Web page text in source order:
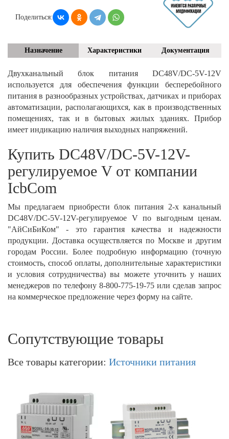
Поделиться:
Назначение Характеристики Документация
Двухканальный блок питания DC48V/DC-5V-12V
используется для обеспечения функции бесперебойного
питания в разнообразных устройствах, датчиках и приборах
автоматизации, располагающихся, как в производственных
помещениях, так и в бытовых жилых зданиях. Прибор
имеет индикацию наличия выходных напряжений.
Купить DC48V/DC-5V-12V-
регулируемое V от компании
IcbCom
Мы предлагаем приобрести блок питания 2-х канальный
DC48V/DC-5V-12V-регулируемое V по выгодным ценам.
"АйСиБиКом" - это гарантия качества и надежности
продукции. Доставка осуществляется по Москве и другим
городам России. Более подробную информацию (точную
стоимость, способ оплаты, дополнительные характеристики
и условия сотрудничества) вы можете уточнить у наших
менеджеров по телефону 8-800-775-19-75 или сделав запрос
на коммерческое предложение через форму на сайте.
Сопутствующие товары
Все товары категории: Источники питания